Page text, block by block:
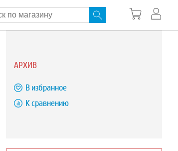
АРХИВ
В избранное
К сравнению